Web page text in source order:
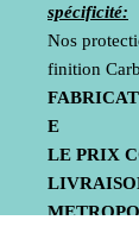
spécificité:
Nos
finition
E
LE PRIX